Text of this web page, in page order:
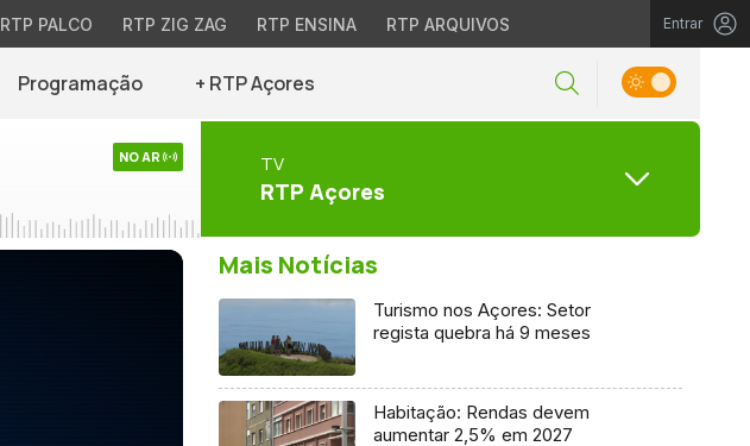
RTP PALCO RTP ZIG ZAG RTP ENSINA RTP ARQUIVOS Entrar
Programação + RTP Açores
NO AR TV
RTP Açores
Mais Notícias
Turismo nos Açores: Setor
regista quebra há 9 meses
Habitação: Rendas devem
aumentar 2,5% em 2027